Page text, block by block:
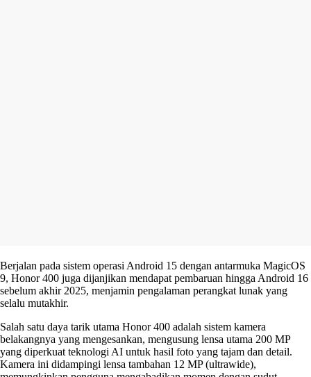
Berjalan pada sistem operasi Android 15 dengan antarmuka MagicOS
9, Honor 400 juga dijanjikan mendapat pembaruan hingga Android 16
sebelum akhir 2025, menjamin pengalaman perangkat lunak yang
selalu mutakhir.
Salah satu daya tarik utama Honor 400 adalah sistem kamera
belakangnya yang mengesankan, mengusung lensa utama 200 MP
yang diperkuat teknologi AI untuk hasil foto yang tajam dan detail.
Kamera ini didampingi lensa tambahan 12 MP (ultrawide),